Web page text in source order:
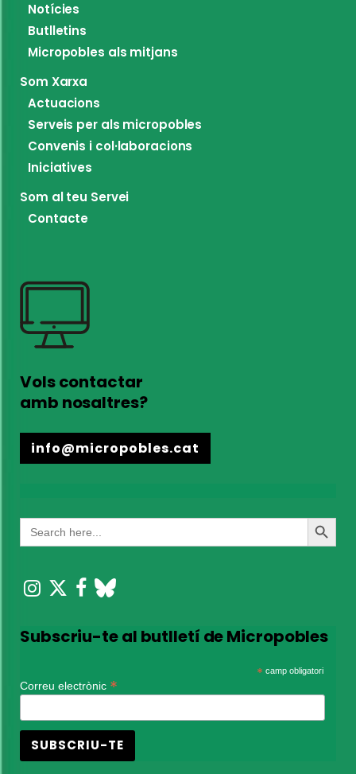
Notícies
Butlletins
Micropobles als mitjans
Som Xarxa
Actuacions
Serveis per als micropobles
Convenis i col·laboracions
Iniciatives
Som al teu Servei
Contacte
Vols contactar
amb nosaltres?
info@micropobles.cat
Search
for:
Search
Button
Subscriu-te al butlletí de Micropobles
* camp obligatori
Correu electrònic *